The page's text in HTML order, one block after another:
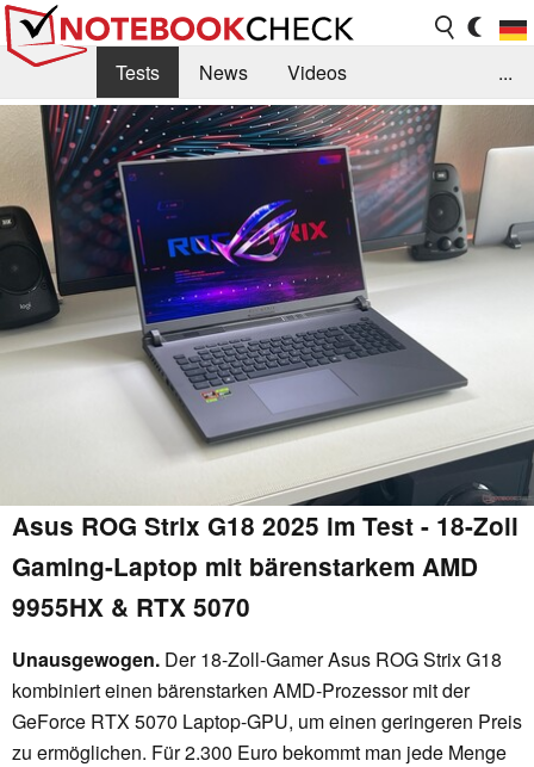
Tests News
Videos
Benchmarks & Tech
Externe Tests
Kaufberatung
Suche
Jobs
Forum
...
Asus ROG Strix G18 2025 im Test - 18-Zoll
Gaming-Laptop mit bärenstarkem AMD
9955HX & RTX 5070
Unausgewogen. Der 18-Zoll-Gamer Asus ROG Strix G18
kombiniert einen bärenstarken AMD-Prozessor mit der
GeForce RTX 5070 Laptop-GPU, um einen geringeren Preis
zu ermöglichen. Für 2.300 Euro bekommt man jede Menge